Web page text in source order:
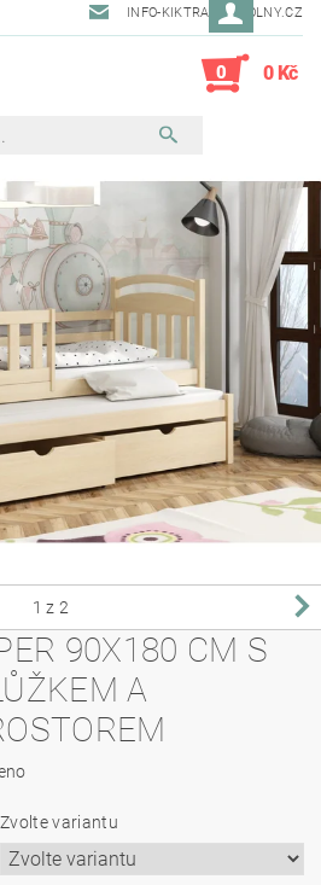
INFO-KIKTRADE@VOLNY.CZ
0 0 Kč
1 z 2
90X180 CM S
A
Zvolte variantu